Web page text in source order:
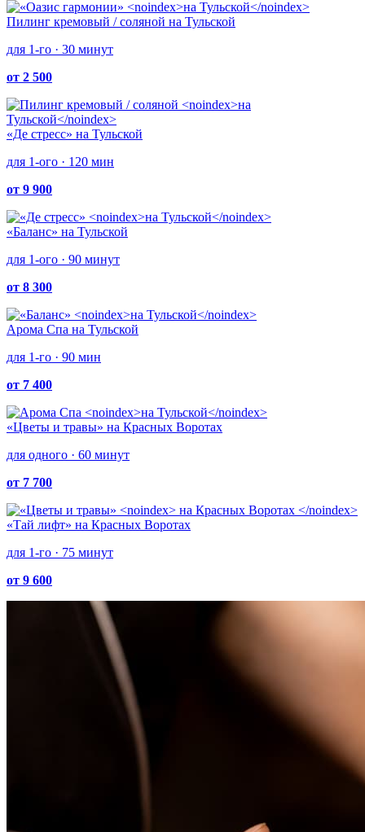
Пилинг кремовый / соляной на Тульской
для 1-го · 30 минут
от 2 500
«Де стресс» на Тульской
для 1-ого · 120 мин
от 9 900
«Баланс» на Тульской
для 1-ого · 90 минут
от 8 300
Арома Спа на Тульской
для 1-го · 90 мин
от 7 400
«Цветы и травы» на Красных Воротах
для одного · 60 минут
от 7 700
«Тай лифт» на Красных Воротах
для 1-го · 75 минут
от 9 600